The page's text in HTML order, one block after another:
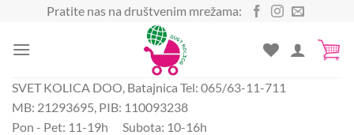
sadržaj
Pratite nas na društvenim mrežama:
SVET KOLICA DOO, Batajnica Tel: 065/63-11-711
MB: 21293695, PIB: 110093238
Pon - Pet: 11-19h Subota: 10-16h